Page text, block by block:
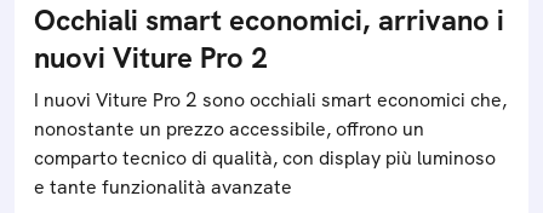
Occhiali smart economici, arrivano i
nuovi Viture Pro 2
I nuovi Viture Pro 2 sono occhiali smart economici che,
nonostante un prezzo accessibile, offrono un
comparto tecnico di qualità, con display più luminoso
e tante funzionalità avanzate